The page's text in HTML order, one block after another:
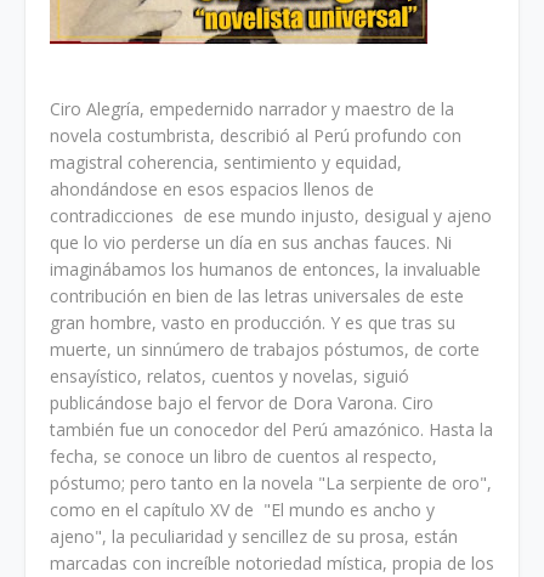
Ciro Alegría, empedernido narrador y maestro de la
novela costumbrista, describió al Perú profundo con
magistral coherencia, sentimiento y equidad,
ahondándose en esos espacios llenos de
contradicciones de ese mundo injusto, desigual y ajeno
que lo vio perderse un día en sus anchas fauces. Ni
imaginábamos los humanos de entonces, la invaluable
contribución en bien de las letras universales de este
gran hombre, vasto en producción. Y es que tras su
muerte, un sinnúmero de trabajos póstumos, de corte
ensayístico, relatos, cuentos y novelas, siguió
publicándose bajo el fervor de Dora Varona. Ciro
también fue un conocedor del Perú amazónico. Hasta la
fecha, se conoce un libro de cuentos al respecto,
póstumo; pero tanto en la novela "La serpiente de oro",
como en el capítulo XV de "El mundo es ancho y
ajeno", la peculiaridad y sencillez de su prosa, están
marcadas con increíble notoriedad mística, propia de los